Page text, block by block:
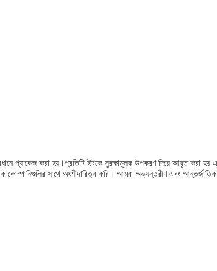
প্যাকেজ করা হয়।প্রতিটি ইটকে সুরক্ষামূলক উপকরণ দিয়ে আবৃত করা হয়
কোম্পানিগুলির সাথে অংশীদারিত্ব করি। আমরা অভ্যন্তরীণ এবং